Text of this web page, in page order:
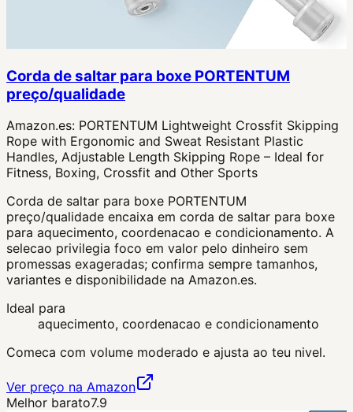
Corda de saltar para boxe PORTENTUM
preço/qualidade
Amazon.es: PORTENTUM Lightweight Crossfit Skipping
Rope with Ergonomic and Sweat Resistant Plastic
Handles, Adjustable Length Skipping Rope – Ideal for
Fitness, Boxing, Crossfit and Other Sports
Corda de saltar para boxe PORTENTUM
preço/qualidade encaixa em corda de saltar para boxe
para aquecimento, coordenacao e condicionamento. A
selecao privilegia foco em valor pelo dinheiro sem
promessas exageradas; confirma sempre tamanhos,
variantes e disponibilidade na Amazon.es.
Ideal para
aquecimento, coordenacao e condicionamento
Comeca com volume moderado e ajusta ao teu nivel.
Ver preço na Amazon
Melhor barato7.9